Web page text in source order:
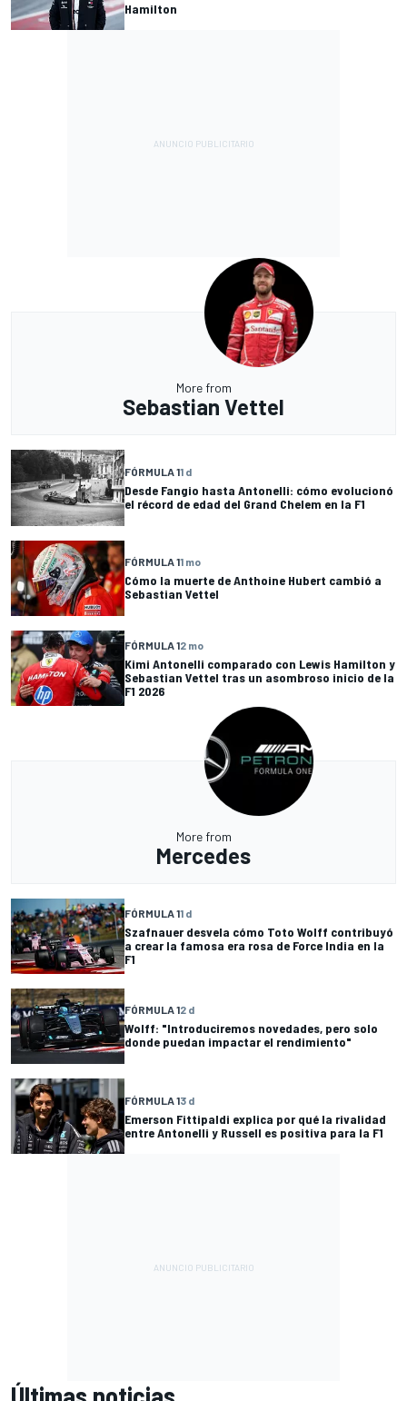
Hamilton
More from
Sebastian Vettel
FÓRMULA 11 d
Desde Fangio hasta Antonelli: cómo evolucionó
el récord de edad del Grand Chelem en la F1
FÓRMULA 11 mo
Cómo la muerte de Anthoine Hubert cambió a
Sebastian Vettel
FÓRMULA 12 mo
Kimi Antonelli comparado con Lewis Hamilton y
Sebastian Vettel tras un asombroso inicio de la
F1 2026
More from
Mercedes
FÓRMULA 11 d
Szafnauer desvela cómo Toto Wolff contribuyó
a crear la famosa era rosa de Force India en la
F1
FÓRMULA 12 d
Wolff: "Introduciremos novedades, pero solo
donde puedan impactar el rendimiento"
FÓRMULA 13 d
Emerson Fittipaldi explica por qué la rivalidad
entre Antonelli y Russell es positiva para la F1